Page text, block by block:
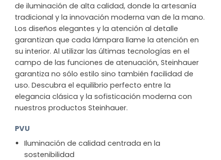
de iluminación de alta calidad, donde la artesanía
tradicional y la innovación moderna van de la mano.
Los diseños elegantes y la atención al detalle
garantizan que cada lámpara llame la atención en
su interior. Al utilizar las últimas tecnologías en el
campo de las funciones de atenuación, Steinhauer
garantiza no sólo estilo sino también facilidad de
uso. Descubra el equilibrio perfecto entre la
elegancia clásica y la sofisticación moderna con
nuestros productos Steinhauer.
PVU
Iluminación de calidad centrada en la
sostenibilidad